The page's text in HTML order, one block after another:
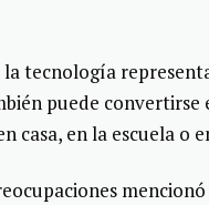
la tecnología
puede
casa, en la escuela o